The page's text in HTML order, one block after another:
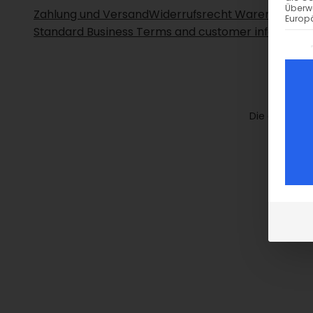
Zahlung und VersandWiderrufsrecht Waren
Standard Business Terms and customer information
Die
Es